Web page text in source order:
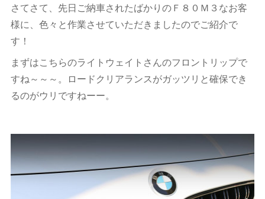
さてさて、先日ご納車されたばかりのＦ８０Ｍ３なお客
様に、色々と作業させていただきましたのでご紹介で
す！
まずはこちらのライトウェイトさんのフロントリップで
すね～～～。ロードクリアランスがガッツリと確保でき
るのがウリですねーー。